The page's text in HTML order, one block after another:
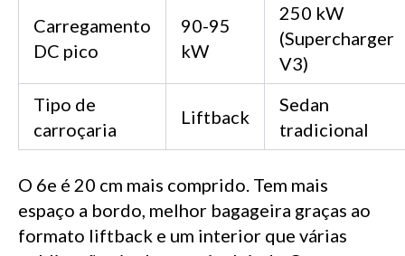
Carregamento
DC pico
90-95
kW
250 kW
(Supercharger
V3)
Tipo de
carroçaria
Liftback
Sedan
tradicional
O 6e é 20 cm mais comprido. Tem mais
espaço a bordo, melhor bagageira graças ao
formato liftback e um interior que várias